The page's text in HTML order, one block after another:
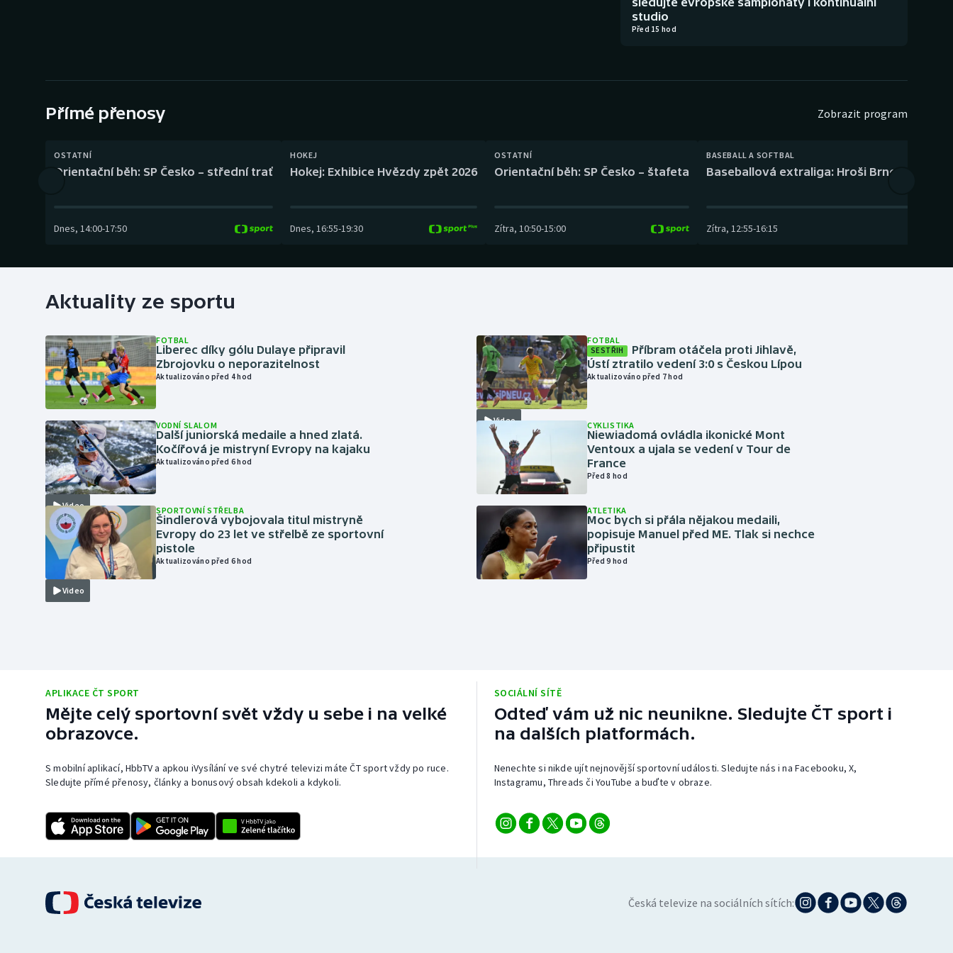
Gymnastika Plážový volejbal
studio
Před 15 hod
Přímé přenosy Zobrazit program
OSTATNÍ
Orientační běh: SP Česko – střední trať
Dnes, 14:00-17:50
HOKEJ
Hokej: Exhibice Hvězdy zpět 2026
Dnes, 16:55-19:30
OSTATNÍ
Orientační běh: SP Česko – štafeta
Zítra, 10:50-15:00
BASEBALL A SOFTBAL
Baseballová extraliga: Hroši Brno – Eagles
Zítra, 12:55-16:15
Aktuality ze sportu
FOTBAL
Liberec díky gólu Dulaye připravil
Zbrojovku o neporazitelnost
Aktualizováno před 4 hod
Video
VODNÍ SLALOM
Další juniorská medaile a hned zlatá.
Kočířová je mistryní Evropy na kajaku
Aktualizováno před 6 hod
Video
SPORTOVNÍ STŘELBA
Šindlerová vybojovala titul mistryně
Evropy do 23 let ve střelbě ze sportovní
pistole
Aktualizováno před 6 hod
Video
FOTBAL
SESTŘIH
Příbram otáčela proti Jihlavě,
Ústí ztratilo vedení 3:0 s Českou Lípou
Aktualizováno před 7 hod
CYKLISTIKA
Niewiadomá ovládla ikonické Mont
Ventoux a ujala se vedení v Tour de
France
Před 8 hod
ATLETIKA
Moc bych si přála nějakou medaili,
popisuje Manuel před ME. Tlak si nechce
připustit
Před 9 hod
APLIKACE ČT SPORT
Mějte celý sportovní svět vždy u sebe i na velké
obrazovce.
S mobilní aplikací, HbbTV a apkou iVysílání ve své chytré televizi máte ČT sport vždy po ruce.
Sledujte přímé přenosy, články a bonusový obsah kdekoli a kdykoli.
SOCIÁLNÍ SÍTĚ
Odteď vám už nic neunikne. Sledujte ČT sport i
na dalších platformách.
Nenechte si nikde ujít nejnovější sportovní události. Sledujte nás i na Facebooku, X,
Instagramu, Threads či YouTube a buďte v obraze.
Česká televize na sociálních sítích: